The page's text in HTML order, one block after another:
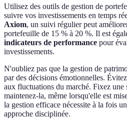
Utilisez des outils de gestion de
suivre vos investissements en temps
Axiom, un suivi régulier peut
portefeuille de 15 % à 20 %. Il est
indicateurs de performance pour
investissements.
N'oubliez pas que la gestion de
par des décisions émotionnelles.
aux fluctuations du marché. Fixez une
maintenez-la, même lorsqu'elle est
la gestion efficace nécessite à la fois
approche disciplinée.